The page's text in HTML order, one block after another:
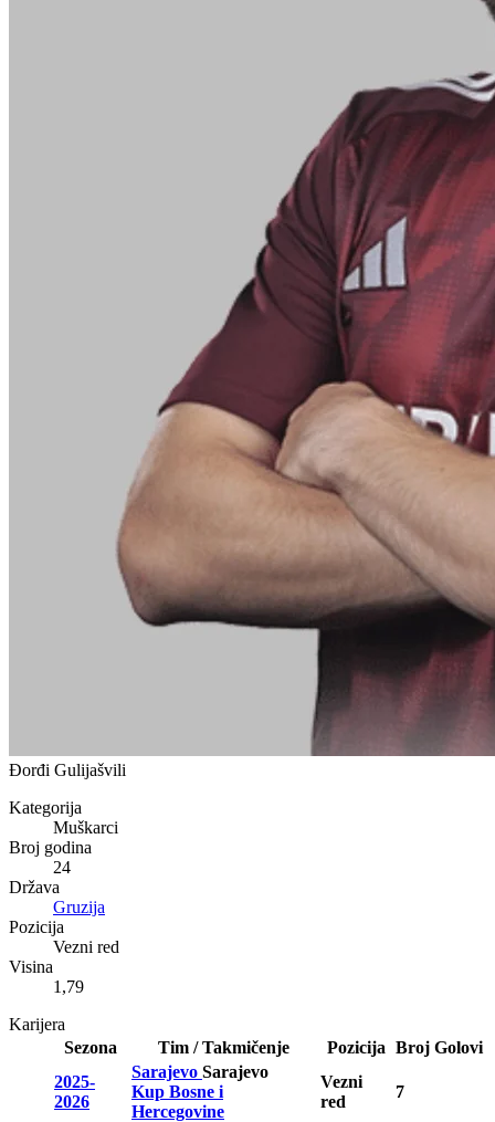
Đorđi Gulijašvili
Kategorija
Muškarci
Broj godina
24
Država
Gruzija
Pozicija
Vezni red
Visina
1,79
Karijera
Sezona
Tim / Takmičenje Pozicija Broj Golovi
2025-
2026
Sarajevo Sarajevo
Kup Bosne i
Hercegovine
Vezni
red
7